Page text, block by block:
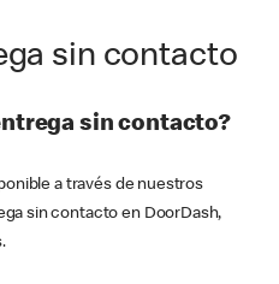
sin contacto
sin contacto?
a través de nuestros
sin contacto en DoorDash,